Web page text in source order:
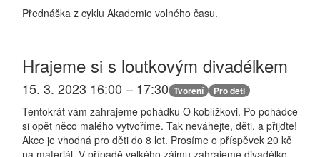
Přednáška z cyklu Akademie volného času.
Hrajeme si s loutkovým divadélkem
15. 3. 2023 16:00 – 17:30 Tvoření Pro děti
Tentokrát vám zahrajeme pohádku O koblížkovi. Po pohádce
si opět něco malého vytvoříme. Tak neváhejte, děti, a přijďte!
Akce je vhodná pro děti do 8 let. Prosíme o příspěvek 20 kč